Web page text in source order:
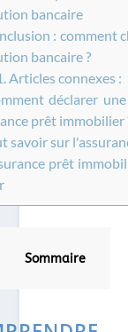
bancaire
: comment
bancaire ?
Articles connexes :
déclarer
prêt immobilier
savoir sur
prêt
Sommaire